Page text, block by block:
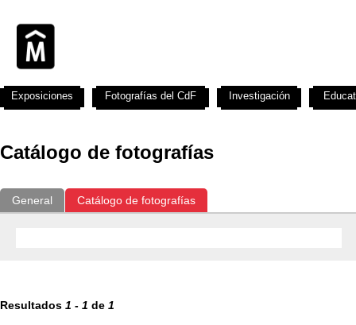
Catálogo de fotografías
General Catálogo de fotografías
Resultados 1 - 1 de 1
Exposiciones Fotografías del CdF Investigación